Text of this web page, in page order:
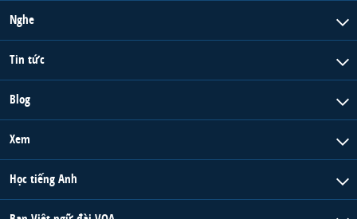
Nghe
Tin tức
Blog
Xem
Học tiếng Anh